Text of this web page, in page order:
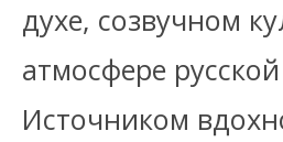
духе, созвучном
атмосфере
Источником